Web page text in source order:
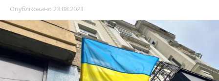
Опубліковано 23.08.2023